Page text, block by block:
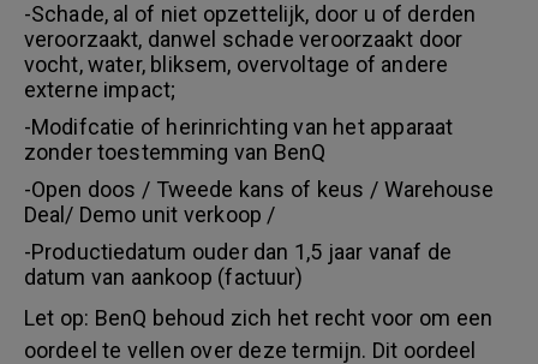
-Schade, al of niet opzettelijk, door u of derden
veroorzaakt, danwel schade veroorzaakt door
vocht, water, bliksem, overvoltage of andere
externe impact;
-Modifcatie of herinrichting van het apparaat
zonder toestemming van BenQ
-Open doos / Tweede kans of keus / Warehouse
Deal/ Demo unit verkoop /
-Productiedatum ouder dan 1,5 jaar vanaf de
datum van aankoop (factuur)
Let op: BenQ behoud zich het recht voor om een
oordeel te vellen over deze termijn. Dit oordeel